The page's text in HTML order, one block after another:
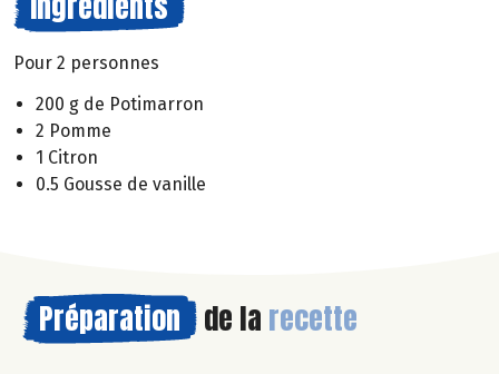
Pour 2 personnes
200 g de Potimarron
2 Pomme
1 Citron
0.5 Gousse de vanille
Préparation de la recette